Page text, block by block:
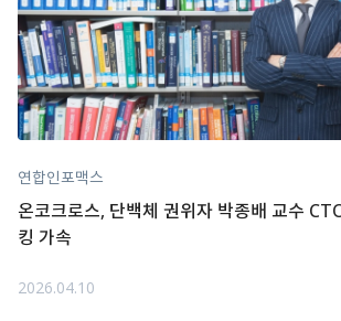
연합인포맥스
온코크로스, 단백체 권위자 박종배 교수
킹 가속
2026.04.10